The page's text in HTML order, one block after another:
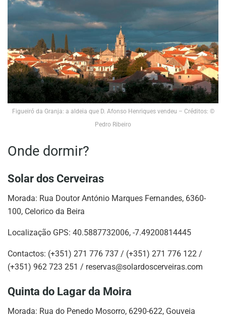
Figueiró da Granja: a aldeia que D. Afonso Henriques vendeu – Créditos: ©
Pedro Ribeiro
Onde dormir?
Solar dos Cerveiras
Morada: Rua Doutor António Marques Fernandes, 6360-
100, Celorico da Beira
Localização GPS: 40.5887732006, -7.49200814445
Contactos: (+351) 271 776 737 / (+351) 271 776 122 /
(+351) 962 723 251 / reservas@solardoscerveiras.com
Quinta do Lagar da Moira
Morada: Rua do Penedo Mosorro, 6290-622, Gouveia